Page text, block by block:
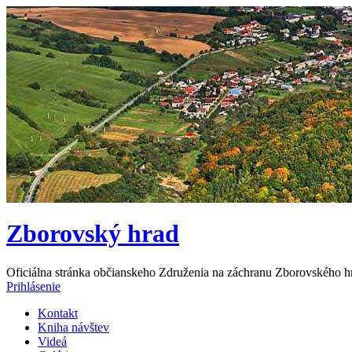
Zborovský hrad
Oficiálna stránka občianskeho Združenia na záchranu Zborovského
Prihlásenie
Kontakt
Kniha návštev
Videá